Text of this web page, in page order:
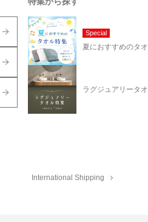
Special
夏におすすめのタ
ラグジュアリータ
International Shipping